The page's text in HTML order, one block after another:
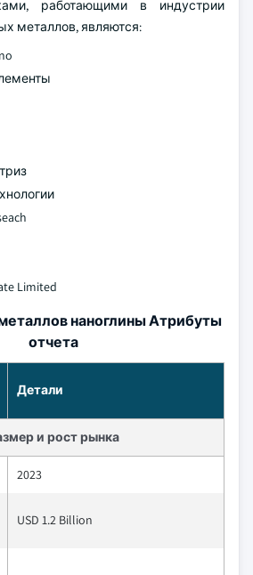
работающими в индустрии
металлов, являются:
Limited
наноглины Атрибуты
отчета
Детали
и рост рынка
2023
USD 1.2 Billion